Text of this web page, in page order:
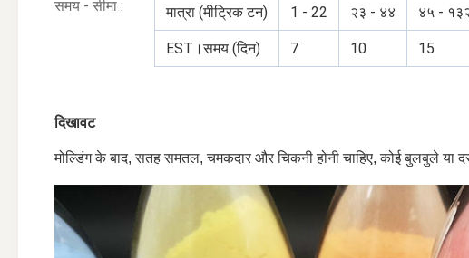
समय - सीमा :
मात्रा (मीट्रिक टन) 1 - 22 २३ - ४४ ४५ -
EST।समय (दिन) 7 10 15
दिखावट
मोल्डिंग के बाद, सतह समतल, चमकदार और चिकनी होनी चाहिए, कोई बुलबुले या